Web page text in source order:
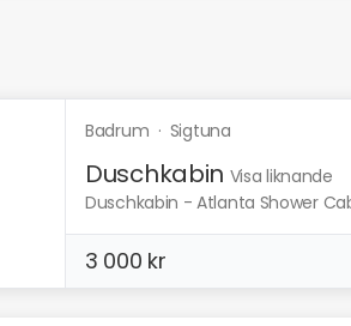
Badrum · Sigtuna
Duschkabin Visa liknande
Duschkabin - Atlanta Shower
3 000 kr